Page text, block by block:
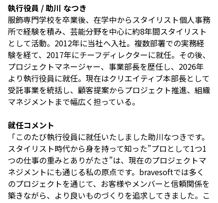
執行役員 / 助川 なつき
服飾専門学校を卒業後、在学中からスタイリスト個人事務
所で経験を積み、芸能分野を中心に約8年間スタイリスト
として活動。2012年に当社へ入社。複数部署での実務経
験を経て、2017年にチーフディレクターに就任。その後、
プロジェクトマネージャー、事業部長を歴任し、2026年
より執行役員に就任。現在はクリエイティブ本部長として
受託事業を統括し、顧客提案からプロジェクト推進、組織
マネジメントまで幅広く担っている。
就任コメント
「このたび執行役員に就任いたしました助川なつきです。
スタイリスト時代から身を持って知った”プロとして1つ1
つの仕事の重みとありがたさ”は、現在のプロジェクトマ
ネジメントにも通じる私の原点です。bravesoftでは多く
のプロジェクトを通じて、お客様やメンバーと信頼関係を
築きながら、より良いものづくりを追求してきました。こ